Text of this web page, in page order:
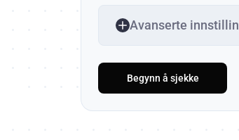
Avanserte
Begynn å sjekke